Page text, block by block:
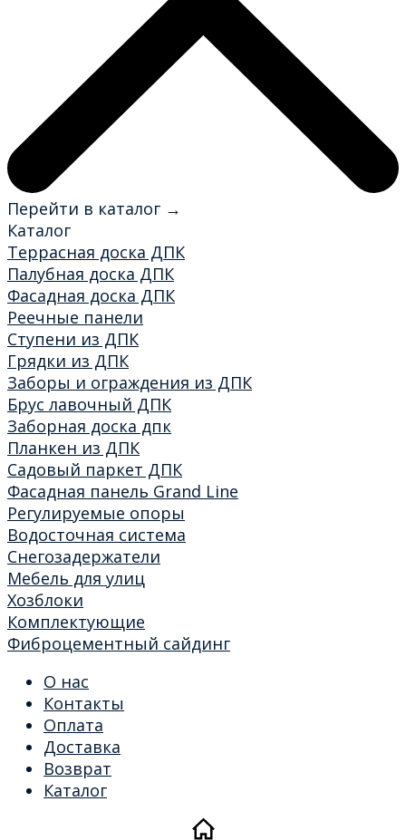
Перейти в каталог →
Каталог
Террасная доска ДПК
Палубная доска ДПК
Фасадная доска ДПК
Реечные панели
Ступени из ДПК
Грядки из ДПК
Заборы и ограждения из ДПК
Брус лавочный ДПК
Заборная доска дпк
Планкен из ДПК
Садовый паркет ДПК
Фасадная панель Grand Line
Регулируемые опоры
Водосточная система
Снегозадержатели
Мебель для улиц
Хозблоки
Комплектующие
Фиброцементный сайдинг
О нас
Контакты
Оплата
Доставка
Возврат
Каталог